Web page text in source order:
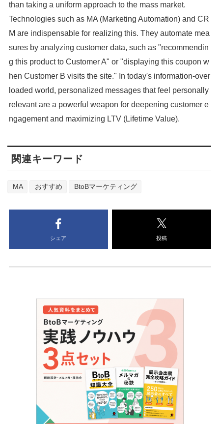
than taking a uniform approach to the mass market.
Technologies such as MA (Marketing Automation) and CR
M are indispensable for realizing this. They automate mea
sures by analyzing customer data, such as "recommendin
g this product to Customer A" or "displaying this coupon w
hen Customer B visits the site." In today's information-over
loaded world, personalized messages that feel personally
relevant are a powerful weapon for deepening customer e
ngagement and maximizing LTV (Lifetime Value).
関連キーワード
MA おすすめ BtoBマーケティング
シェア 投稿